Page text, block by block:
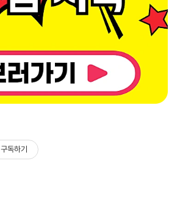
구독하기